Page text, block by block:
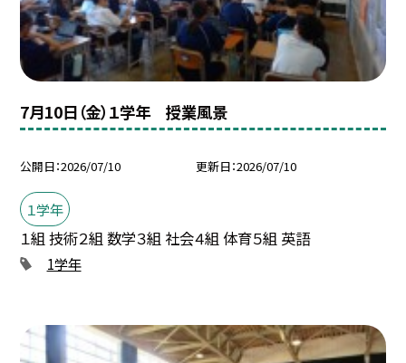
7月10日（金）１学年 授業風景
公開日 2026/07/10 更新日 2026/07/10
１学年
１組 技術２組 数学３組 社会４組 体育５組 英語
1学年